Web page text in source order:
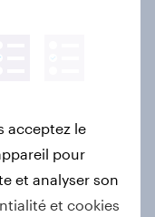
cette
?
acceptez le
pour
et analyser son
et cookies